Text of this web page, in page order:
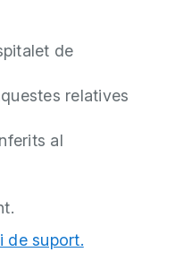
de
relatives
al
de suport.